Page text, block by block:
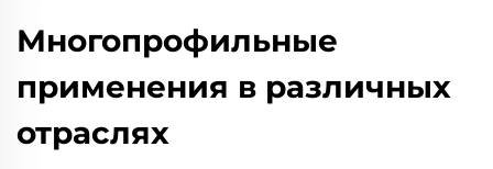
Многопрофильные
применения в различных
отраслях